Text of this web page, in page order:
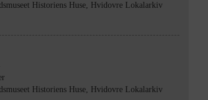
Historiens Huse, Hvidovre Lokalarkiv
Historiens Huse, Hvidovre Lokalarkiv